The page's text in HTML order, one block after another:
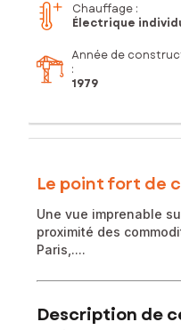
Chauffage :
Électrique
Année de
:
1979
Le point fort de
Une vue imprenable
proximité des
Paris,....
Description de